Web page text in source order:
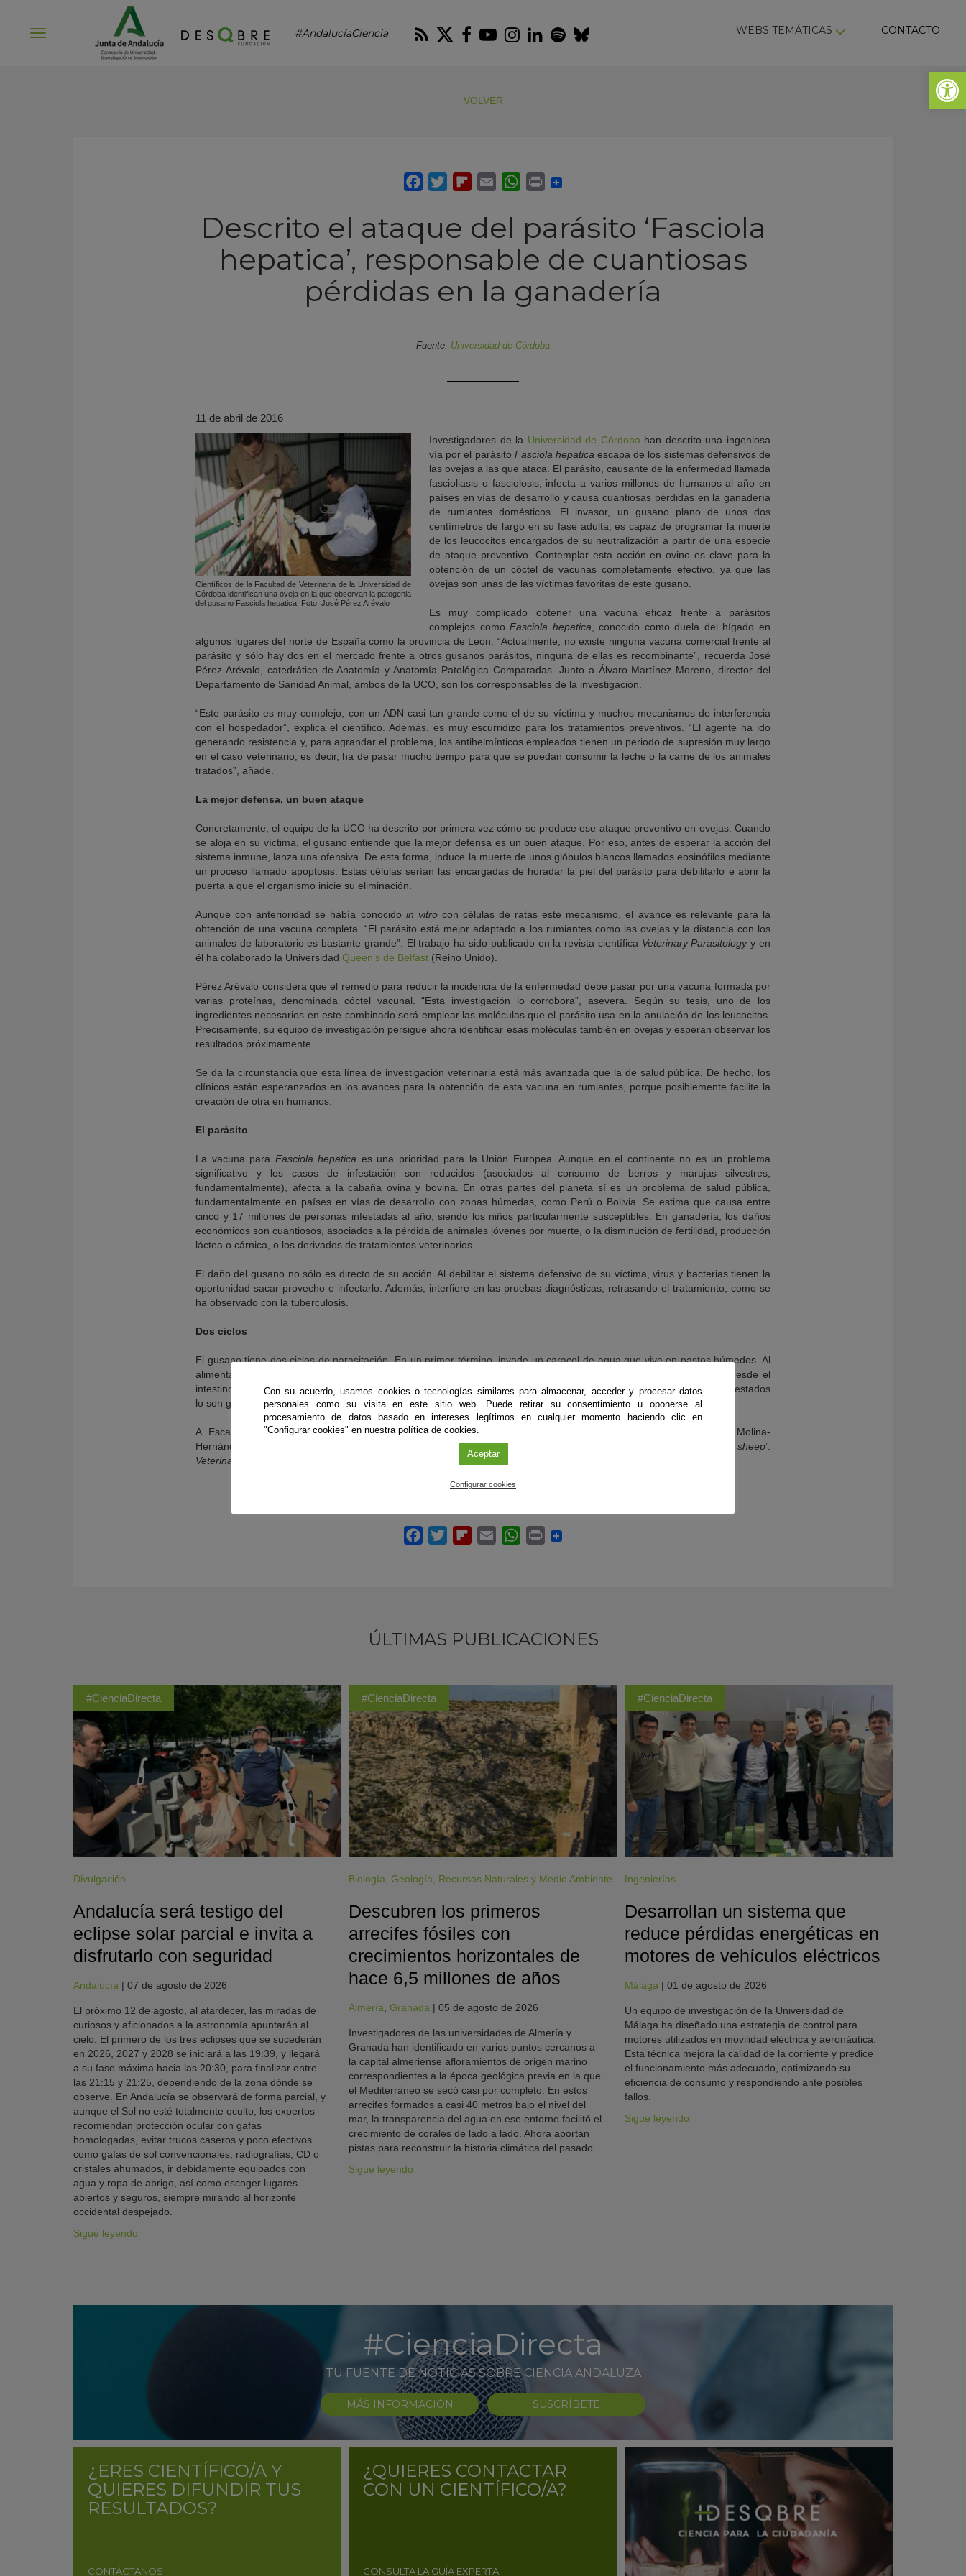
Abrir
#AndalucíaCiencia RSS Twitter
Facebook
Youtube
Instagram
LinkedIn
Spotify
Bluesky WEBS TEMÁTICAS CONTACTO
VOLVER
Descrito el ataque del parásito ‘Fasciola
hepatica’, responsable de cuantiosas
pérdidas en la ganadería
Fuente: Universidad de Córdoba
11 de abril de 2016
Científicos de la Facultad de Veterinaria de la Universidad de
Córdoba identifican una oveja en la que observan la patogenia
del gusano Fasciola hepatica. Foto: José Pérez Arévalo
Investigadores de la Universidad de Córdoba han descrito una ingeniosa
vía por el parásito Fasciola hepatica escapa de los sistemas defensivos de
las ovejas a las que ataca. El parásito, causante de la enfermedad llamada
fascioliasis o fasciolosis, infecta a varios millones de humanos al año en
países en vías de desarrollo y causa cuantiosas pérdidas en la ganadería
de rumiantes domésticos. El invasor, un gusano plano de unos dos
centímetros de largo en su fase adulta, es capaz de programar la muerte
de los leucocitos encargados de su neutralización a partir de una especie
de ataque preventivo. Contemplar esta acción en ovino es clave para la
obtención de un cóctel de vacunas completamente efectivo, ya que las
ovejas son unas de las víctimas favoritas de este gusano.
Es muy complicado obtener una vacuna eficaz frente a parásitos
complejos comoFasciola hepatica , conocido como duela del hígado en
algunos lugares del norte de España como la provincia de León. “Actualmente, no existe ninguna vacuna comercial frente al
parásito y sólo hay dos en el mercado frente a otros gusanos parásitos, ninguna de ellas es recombinante”, recuerda José
Pérez Arévalo, catedrático de Anatomía y Anatomía Patológica Comparadas. Junto a Álvaro Martínez Moreno, director del
Departamento de Sanidad Animal, ambos de la UCO, son los corresponsables de la investigación.
“Este parásito es muy complejo, con un ADN casi tan grande como el de su víctima y muchos mecanismos de interferencia
con el hospedador”, explica el científico. Además, es muy escurridizo para los tratamientos preventivos. “El agente ha ido
generando resistencia y, para agrandar el problema, los antihelmínticos empleados tienen un periodo de supresión muy largo
en el caso veterinario, es decir, ha de pasar mucho tiempo para que se puedan consumir la leche o la carne de los animales
tratados”, añade.
La mejor defensa, un buen ataque
Concretamente, el equipo de la UCO ha descrito por primera vez cómo se produce ese ataque preventivo en ovejas. Cuando
se aloja en su víctima, el gusano entiende que la mejor defensa es un buen ataque. Por eso, antes de esperar la acción del
sistema inmune, lanza una ofensiva. De esta forma, induce la muerte de unos glóbulos blancos llamados eosinófilos mediante
un proceso llamado apoptosis. Estas células serían las encargadas de horadar la piel del parásito para debilitarlo e abrir la
puerta a que el organismo inicie su eliminación.
Aunque con anterioridad se había conocido in vitrocon células de ratas este mecanismo, el avance es relevante para la
obtención de una vacuna completa. “El parásito está mejor adaptado a los rumiantes como las ovejas y la distancia con los
animales de laboratorio es bastante grande”. El trabajo ha sido publicado en la revista científica Veterinary Parasitologyy en
él ha colaborado la Universidad Queen’s de Belfast (Reino Unido).
Pérez Arévalo considera que el remedio para reducir la incidencia de la enfermedad debe pasar por una vacuna formada por
varias proteínas, denominada cóctel vacunal. “Esta investigación lo corrobora”, asevera. Según su tesis, uno de los
ingredientes necesarios en este combinado será emplear las moléculas que el parásito usa en la anulación de los leucocitos.
Precisamente, su equipo de investigación persigue ahora identificar esas moléculas también en ovejas y esperan observar los
resultados próximamente.
Se da la circunstancia que esta línea de investigación veterinaria está más avanzada que la de salud pública. De hecho, los
clínicos están esperanzados en los avances para la obtención de esta vacuna en rumiantes, porque posiblemente facilite la
creación de otra en humanos.
El parásito
La vacuna para Fasciola hepatica es una prioridad para la Unión Europea. Aunque en el continente no es un problema
significativo y los casos de infestación son reducidos (asociados al consumo de berros y marujas silvestres,
fundamentalmente), afecta a la cabaña ovina y bovina. En otras partes del planeta sí es un problema de salud pública,
fundamentalmente en países en vías de desarrollo con zonas húmedas, como Perú o Bolivia. Se estima que causa entre
cinco y 17 millones de personas infestadas al año, siendo los niños particularmente susceptibles. En ganadería, los daños
económicos son cuantiosos, asociados a la pérdida de animales jóvenes por muerte, o la disminución de fertilidad, producción
láctea o cárnica, o los derivados de tratamientos veterinarios.
El daño del gusano no sólo es directo de su acción. Al debilitar el sistema defensivo de su víctima, virus y bacterias tienen la
oportunidad sacar provecho e infectarlo. Además, interfiere en las pruebas diagnósticas, retrasando el tratamiento, como se
ha observado con la tuberculosis.
Dos ciclos
El gusano tiene dos ciclos de parasitación. En un primer término, invade un caracol de agua que vive en pastos húmedos. Al
alimentarse los rumiantes de estas plantas, el parásito se aloja posteriormente en su víctima definitiva. Allí pasa desde el
intestino al hígado, donde es muy patogénico, causando anemia y fallo hepático. Precisamente los seres humanos infestados
lo son generalmente por el consumo de vegetales sin aplicar una serie de medidas higiénicas.
A. Escamilla, M.J. Bautista, R. Zafra, I.L. Pacheco, M.T. Ruiz, S. Martínez-Cruz, A. Méndez, A. Martínez-Moreno, V. Molina-
Hernández, J. Pérez. ‘
Fasciola hepatica induces eosinophil apoptosis in the migratory and biliary stages of infection in sheep’.
Veterinary Parasitology
. Volume 216, 30 January 2016, Pages 84–88.
ÚLTIMAS PUBLICACIONES
#CienciaDirecta
Divulgación
Andalucía será testigo del
eclipse solar parcial e invita a
disfrutarlo con seguridad
Andalucía | 07 de agosto de 2026
El próximo 12 de agosto, al atardecer, las miradas de
curiosos y aficionados a la astronomía apuntarán al
cielo. El primero de los tres eclipses que se sucederán
en 2026, 2027 y 2028 se iniciará a las 19:39, y llegará
a su fase máxima hacia las 20:30, para finalizar entre
las 21:15 y 21:25, dependiendo de la zona dónde se
observe. En Andalucía se observará de forma parcial, y
aunque el Sol no esté totalmente oculto, los expertos
recomiendan protección ocular con gafas
homologadas, evitar trucos caseros y poco efectivos
como gafas de sol convencionales, radiografías, CD o
cristales ahumados, ir debidamente equipados con
agua y ropa de abrigo, así como escoger lugares
abiertos y seguros, siempre mirando al horizonte
occidental despejado.
Sigue leyendo
#CienciaDirecta
Biología ,Geología Recursos Naturales y Medio Ambiente
Descubren los primeros
arrecifes fósiles con
crecimientos horizontales de
hace 6,5 millones de años
Almería ,Granada |05 de agosto de 2026
Investigadores de las universidades de Almería y
Granada han identificado en varios puntos cercanos a
la capital almeriense afloramientos de origen marino
correspondientes a la época geológica previa en la que
el Mediterráneo se secó casi por completo. En estos
arrecifes formados a casi 40 metros bajo el nivel del
mar, la transparencia del agua en ese entorno facilitó el
crecimiento de corales de lado a lado. Ahora aportan
pistas para reconstruir la historia climática del pasado.
Sigue leyendo
#CienciaDirecta
Ingenierías
Desarrollan un sistema que
reduce pérdidas energéticas en
motores de vehículos eléctricos
Málaga | 01 de agosto de 2026
Un equipo de investigación de la Universidad de
Málaga ha diseñado una estrategia de control para
motores utilizados en movilidad eléctrica y aeronáutica.
Esta técnica mejora la calidad de la corriente y predice
el funcionamiento más adecuado, optimizando su
eficiencia de consumo y respondiendo ante posibles
fallos.
Sigue leyendo
#CienciaDirecta
TU FUENTE DE NOTICIAS SOBRE CIENCIA ANDALUZA
MÁS INFORMACIÓN SUSCRÍBETE
¿ERES CIENTÍFICO/A Y
QUIERES DIFUNDIR TUS
RESULTADOS?
CONTÁCTANOS
¿QUIERES CONTACTAR
CON UN CIENTÍFICO/A?
CONSULTA LA GUÍA EXPERTA
Con su acuerdo, usamos cookies o tecnologías similares para almacenar, acceder y procesar datos
personales como su visita en este sitio web. Puede retirar su consentimiento u oponerse al
procesamiento de datos basado en intereses legítimos en cualquier momento haciendo clic en
"Configurar cookies" en nuestra política de cookies.
Aceptar
Configurar cookies